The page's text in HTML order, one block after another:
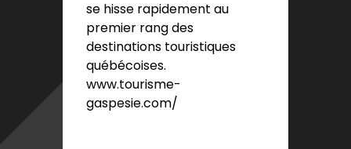
se hisse rapidement au
premier rang des
destinations touristiques
québécoises.
www.tourisme-
gaspesie.com/